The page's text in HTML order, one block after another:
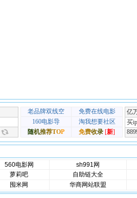
560电影网 sh991网
萝莉吧 自助链大全
囤米网 华商网站联盟